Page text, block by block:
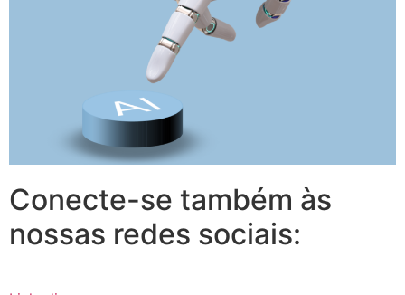
Conecte-se também às
nossas redes sociais: